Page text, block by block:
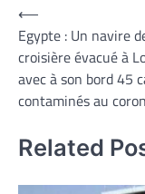
Navigation
de
l’article
⟵
Egypte : Un navire
croisière évacué à
avec à son bord 45
contaminés au
Related